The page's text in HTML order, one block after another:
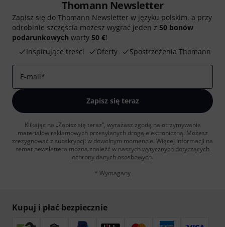
Thomann Newsletter
Zapisz się do Thomann Newsletter w języku polskim, a przy
odrobinie szczęścia możesz wygrać jeden z 50 bonów
podarunkowych warty 50 €!
Inspirujące treści
Oferty Spostrzeżenia Thomann
E-mail*
Zapisz się teraz
Klikając na „Zapisz się teraz”, wyrażasz zgodę na otrzymywanie
materialów reklamowych przesyłanych drogą elektroniczną. Możesz
zrezygnować z subskrypcji w dowolnym momencie. Więcej informacji na
temat newslettera można znaleźć w naszych wytycznych dotyczących
ochrony danych ososbowych.
* Wymagany
Kupuj i płać bezpiecznie